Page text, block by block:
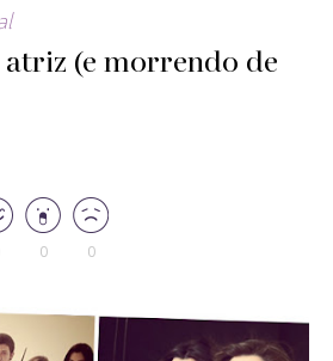
(e morrendo de
0 0